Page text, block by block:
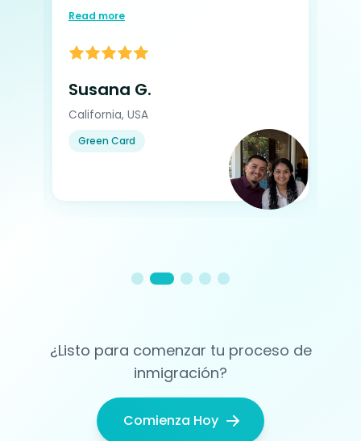
Read more
Susana G.
California, USA
Green Card
¿Listo para comenzar tu proceso de
inmigración?
Comienza Hoy